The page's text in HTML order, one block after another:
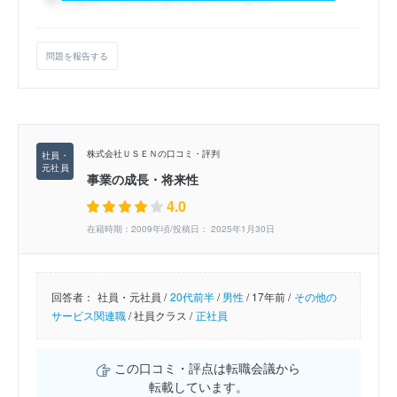
問題を報告する
株式会社ＵＳＥＮの口コミ・評判
事業の成長・将来性
4.0
在籍時期：2009年頃/投稿日： 2025年1月30日
回答者： 社員・元社員 / 20代前半/男性/17年前 / その他の
サービス関連職/社員クラス / 正社員
この口コミ・評点は転職会議から
転載しています。